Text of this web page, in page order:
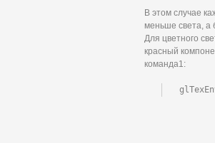
В этом случае
меньше света, а
Для цветного
красный
команда1: